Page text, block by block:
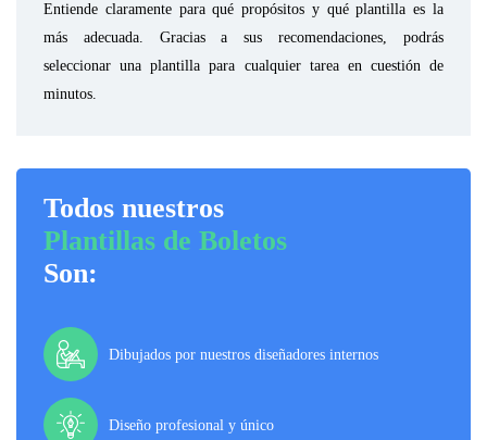
Entiende claramente para qué propósitos y qué plantilla es la
más adecuada. Gracias a sus recomendaciones, podrás
seleccionar una plantilla para cualquier tarea en cuestión de
minutos.
Todos nuestros
Plantillas de Boletos
Son:
Dibujados por nuestros diseñadores internos
Diseño profesional y único